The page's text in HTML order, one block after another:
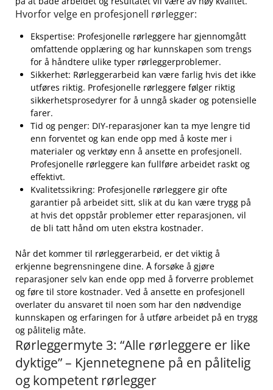
Hvorfor⁢ velge en ‍profesjonell rørlegger:
Ekspertise: Profesjonelle rørleggere har gjennomgått
omfattende opplæring og har ⁢kunnskapen som trengs
for​ å håndtere ulike typer rørleggerproblemer.
Sikkerhet: ⁤Rørleggerarbeid kan være farlig⁤ hvis det ikke
utføres riktig. Profesjonelle rørleggere følger riktig‍
sikkerhetsprosedyrer for å unngå skader og potensielle
⁤farer.
Tid og penger: DIY-reparasjoner kan ta mye lengre tid
enn⁢ forventet og‌ kan ende​ opp med å koste ⁤mer i
materialer og verktøy enn⁤ å ansette en‌ profesjonell.⁤
Profesjonelle rørleggere kan⁣ fullføre⁣ arbeidet raskt ⁣og
⁣effektivt.
Kvalitetssikring:⁤ Profesjonelle rørleggere gir ofte
garantier på arbeidet sitt,⁣ slik at du kan være trygg på
at hvis det oppstår problemer etter reparasjonen, vil
de ‍bli tatt⁢ hånd om uten ekstra​ kostnader.
Når det kommer til rørleggerarbeid, er det viktig⁣ å
erkjenne begrensningene dine. Å forsøke å ‌gjøre
reparasjoner ⁢selv kan ende⁣ opp med å forverre problemet
og føre ​til store ⁣kostnader. ​Ved ⁣å ansette en profesjonell
⁤overlater du ansvaret ​til noen som ⁢har den nødvendige⁣
kunnskapen og erfaringen for⁢ å utføre arbeidet på en trygg
og pålitelig måte.
Rørleggermyte 3: “Alle rørleggere er​ like
dyktige” – ⁣Kjennetegnene på en ‍pålitelig
og kompetent rørlegger